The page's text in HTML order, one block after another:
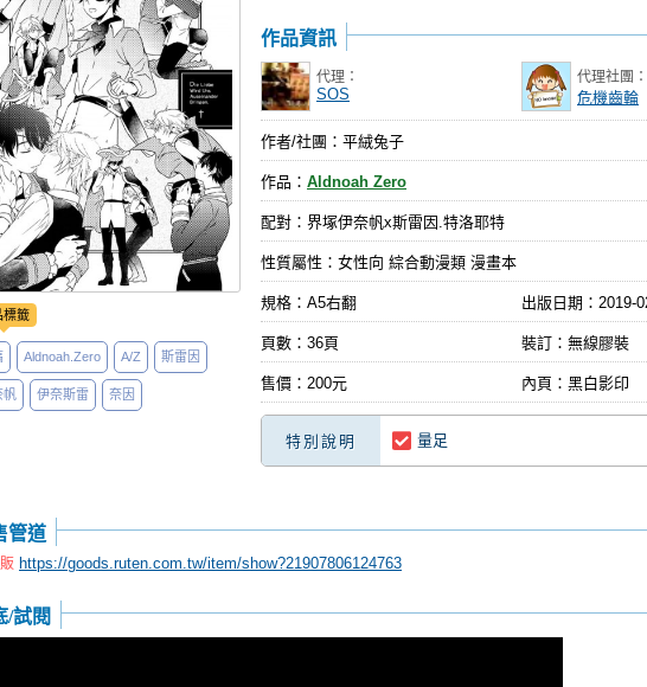
標籤
Aldnoah.Zero A/Z 斯雷因
帆 伊奈斯雷 奈因
作品資訊
代理：
SOS
代理社團：
危機齒輪
作者/社團：平絨兔子
作品： Aldnoah Zero
配對：界塚伊奈帆x斯雷因.特洛耶特
性質屬性：女性向 綜合動漫類 漫畫本
規格：A5右翻 出版日期： 2019-
頁數：36頁 裝訂：無線膠裝
售價：200元 內頁：黑白影印
特別說明 量足
管道
https://goods.ruten.com.tw/item/show?21907806124763
/試閱